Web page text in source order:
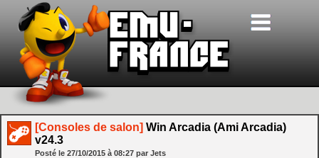
[Consoles de salon] Win Arcadia (Ami Arcadia)
v24.3
Posté le 27/10/2015 à 08:27 par Jets